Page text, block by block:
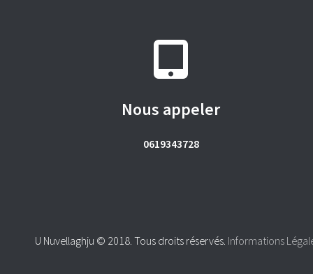
Nous appeler
0619343728
U Nuvellaghju © 2018. Tous droits réservés. Informations